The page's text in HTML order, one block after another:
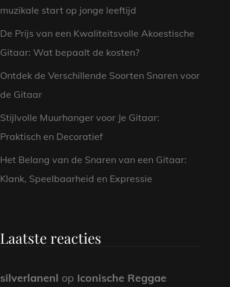
muzikale start op jonge leeftijd
De Prijs van een Kwaliteitsvolle Akoestische
Gitaar: Wat bepaalt de kosten?
Ontdek de Verschillende Soorten Snaren voor
de Gitaar
Stijlvolle Muurhanger voor Je Gitaar:
Praktisch en Decoratief
Het Belang van de Snaren van een Gitaar:
Klank, Speelbaarheid en Expressie
Laatste reacties
silverlanenl op Iconische Reggae